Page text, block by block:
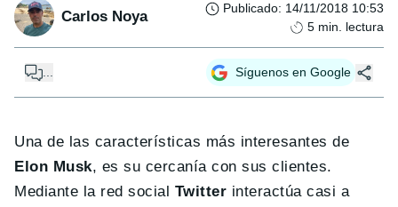
Carlos Noya Publicado: 14/11/2018 10:53
5 min. lectura
... Síguenos en Google
Una de las características más interesantes de
Elon Musk, es su cercanía con sus clientes.
Mediante la red social Twitter interactúa casi a